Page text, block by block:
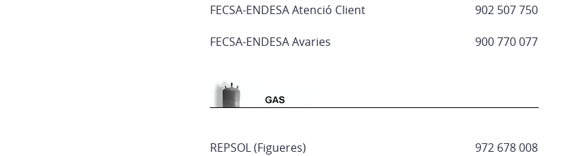
FECSA-ENDESA Atenció Client
FECSA-ENDESA Avaries
902 507 750
900 770 077
REPSOL (Figueres) 972 678 008